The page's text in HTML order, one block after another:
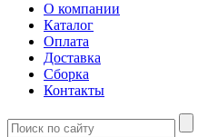
О компании
Каталог
Оплата
Доставка
Сборка
Контакты